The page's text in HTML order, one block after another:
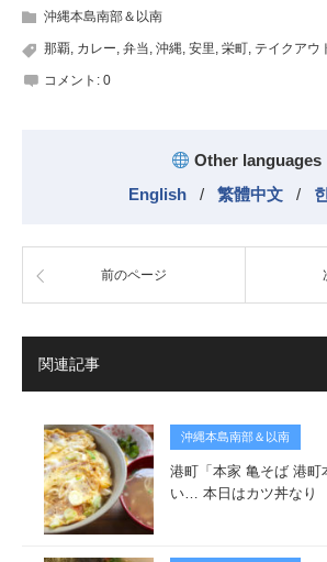
沖縄本島南部＆以南
那覇, カレー, 弁当, 沖縄, 安里, 栄町, テイクアウ
コメント: 0
Other languages
English
/ 繁體中文 /
前のページ
関連記事
沖縄本島南部＆以南
港町「本家 亀そば 港町
い… 本日はカツ丼なり